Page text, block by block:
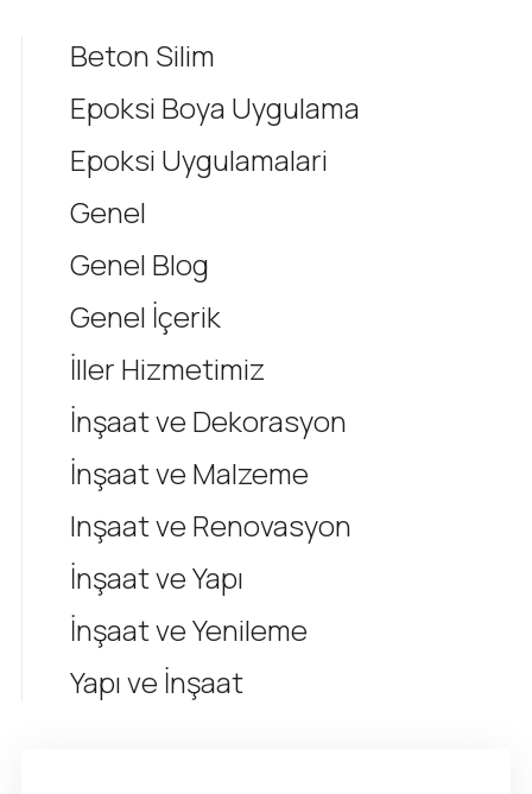
Beton Silim
Epoksi Boya Uygulama
Epoksi Uygulamalari
Genel
Genel Blog
Genel İçerik
İller Hizmetimiz
İnşaat ve Dekorasyon
İnşaat ve Malzeme
Inşaat ve Renovasyon
İnşaat ve Yapı
İnşaat ve Yenileme
Yapı ve İnşaat